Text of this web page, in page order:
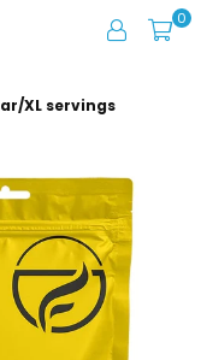
0
XL servings